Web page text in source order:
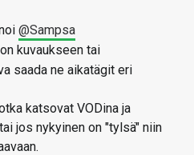
@Sampsa
kuvaukseen tai
saada ne aikatägit eri
katsovat VODina ja
jos nykyinen on "tylsä" niin